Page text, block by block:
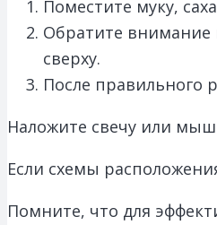
Поместите муку,
Обратите внимание
сверху.
После правильного
Наложите свечу или
Если схемы
Помните, что для